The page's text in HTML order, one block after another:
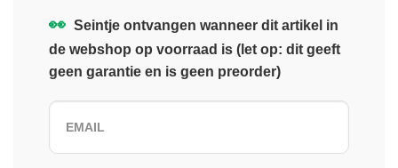
👀 Seintje ontvangen wanneer dit artikel in
de webshop op voorraad is (let op: dit geeft
geen garantie en is geen preorder)